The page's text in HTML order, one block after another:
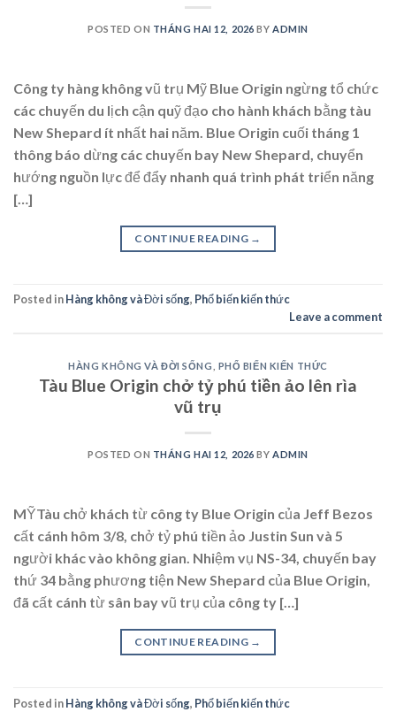
POSTED ON THÁNG HAI 12, 2026 BYADMIN
Công ty hàng không vũ trụ Mỹ Blue Origin ngừng tổ chức
các chuyến du lịch cận quỹ đạo cho hành khách bằng tàu
New Shepard ít nhất hai năm. Blue Origin cuối tháng 1
thông báo dừng các chuyến bay New Shepard, chuyển
hướng nguồn lực để đẩy nhanh quá trình phát triển năng
[…]
CONTINUE READING →
Posted inHàng không và Đời sống, Phổ biến kiến thức
Leave a comment
HÀNG KHÔNG VÀ ĐỜI SỐNG PHỔ BIẾN KIẾN THỨC
Tàu Blue Origin chở tỷ phú tiền ảo lên rìa
vũ trụ
POSTED ON THÁNG HAI 12, 2026 BYADMIN
MỸTàu chở khách từ công ty Blue Origin của Jeff Bezos
cất cánh hôm 3/8, chở tỷ phú tiền ảo Justin Sun và 5
người khác vào không gian. Nhiệm vụ NS-34, chuyến bay
thứ 34 bằng phương tiện New Shepard của Blue Origin,
đã cất cánh từ sân bay vũ trụ của công ty […]
CONTINUE READING →
Posted inHàng không và Đời sống, Phổ biến kiến thức